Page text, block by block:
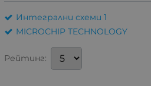
Интегрални схеми 1
MICROCHIP TECHNOLOGY
Рейтинг: